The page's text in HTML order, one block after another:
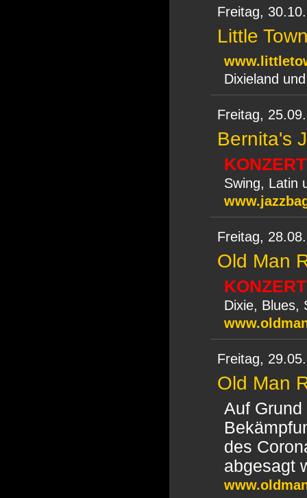
Freitag,
Little
Dixieland
Freitag,
Bernita's
Swing, Latin
Freitag,
Old Man
Dixie, Blues,
Freitag,
Old Man
Auf
des
abgesagt